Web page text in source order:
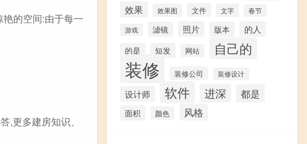
的空间:由于每一
,更多建房知识、
效果 效果图 文件 文字 春节
游戏 滤镜 照片 版本 的人
的是 短发 网站 自己的
装修 装修公司 装修设计
设计师 软件 进深 都是
面积 颜色 风格